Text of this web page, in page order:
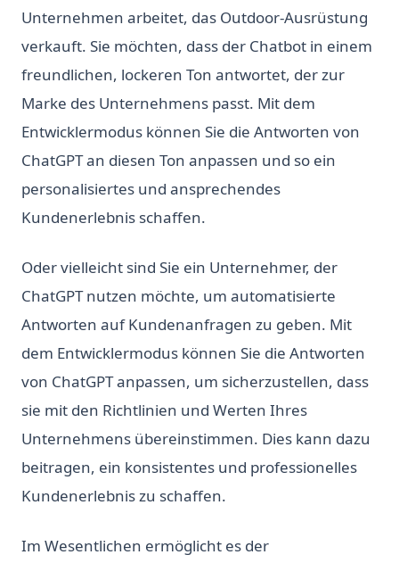
Unternehmen arbeitet, das Outdoor-Ausrüstung
verkauft. Sie möchten, dass der Chatbot in einem
freundlichen, lockeren Ton antwortet, der zur
Marke des Unternehmens passt. Mit dem
Entwicklermodus können Sie die Antworten von
ChatGPT an diesen Ton anpassen und so ein
personalisiertes und ansprechendes
Kundenerlebnis schaffen.
Oder vielleicht sind Sie ein Unternehmer, der
ChatGPT nutzen möchte, um automatisierte
Antworten auf Kundenanfragen zu geben. Mit
dem Entwicklermodus können Sie die Antworten
von ChatGPT anpassen, um sicherzustellen, dass
sie mit den Richtlinien und Werten Ihres
Unternehmens übereinstimmen. Dies kann dazu
beitragen, ein konsistentes und professionelles
Kundenerlebnis zu schaffen.
Im Wesentlichen ermöglicht es der